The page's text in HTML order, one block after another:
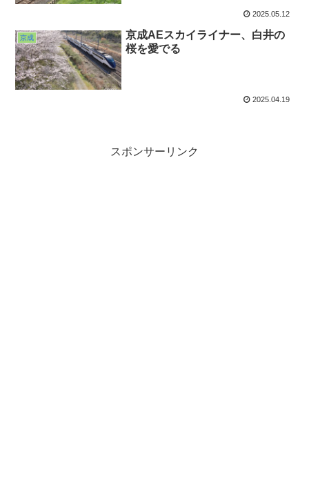
2025.05.12
京成
京成AEスカイライナー、白井の
桜を愛でる
2025.04.19
スポンサーリンク